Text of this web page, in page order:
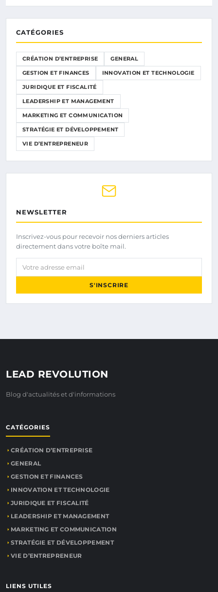
CATÉGORIES
CRÉATION D’ENTREPRISE GENERAL
GESTION ET FINANCES INNOVATION ET TECHNOLOGIE
JURIDIQUE ET FISCALITÉ
LEADERSHIP ET MANAGEMENT
MARKETING ET COMMUNICATION
STRATÉGIE ET DÉVELOPPEMENT
VIE D’ENTREPRENEUR
NEWSLETTER
Inscrivez-vous pour recevoir nos derniers articles
directement dans votre boîte mail.
Votre adresse email
S'INSCRIRE
LEAD REVOLUTION
Blog d'actualités et d'informations
CATÉGORIES
CRÉATION D’ENTREPRISE
GENERAL
GESTION ET FINANCES
INNOVATION ET TECHNOLOGIE
JURIDIQUE ET FISCALITÉ
LEADERSHIP ET MANAGEMENT
MARKETING ET COMMUNICATION
STRATÉGIE ET DÉVELOPPEMENT
VIE D’ENTREPRENEUR
LIENS UTILES